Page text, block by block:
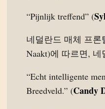
“Pijnlijk treffend” (
네덜란드 매체 프론
Naakt)에 따르면,
“Echt intelligente
Breedveld.” (Candy